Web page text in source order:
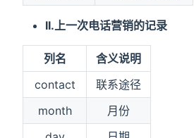
II.上一次电话营销的记录
列名
含义说明
contact
联系途径
month
月份